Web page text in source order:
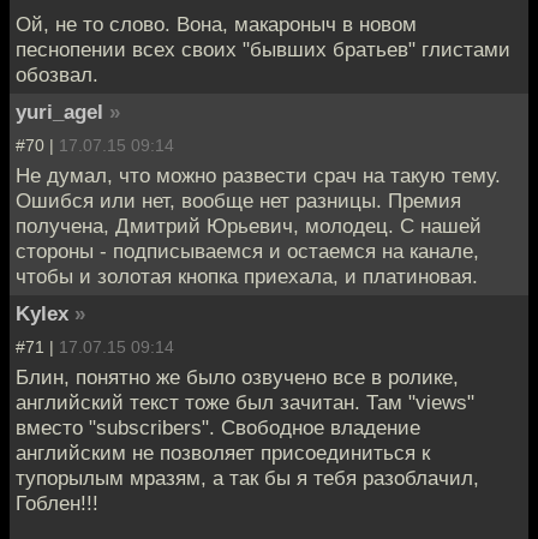
Ой, не то слово. Вона, макароныч в новом
песнопении всех своих "бывших братьев" глистами
обозвал.
yuri_agel »
#70 | 17.07.15 09:14
Не думал, что можно развести срач на такую тему.
Ошибся или нет, вообще нет разницы. Премия
получена, Дмитрий Юрьевич, молодец. С нашей
стороны - подписываемся и остаемся на канале,
чтобы и золотая кнопка приехала, и платиновая.
Kylex »
#71 | 17.07.15 09:14
Блин, понятно же было озвучено все в ролике,
английский текст тоже был зачитан. Там "views"
вместо "subscribers". Свободное владение
английским не позволяет присоединиться к
тупорылым мразям, а так бы я тебя разоблачил,
Гоблен!!!